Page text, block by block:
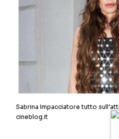
Sabrina Impacciatore tutto
cineblog.it